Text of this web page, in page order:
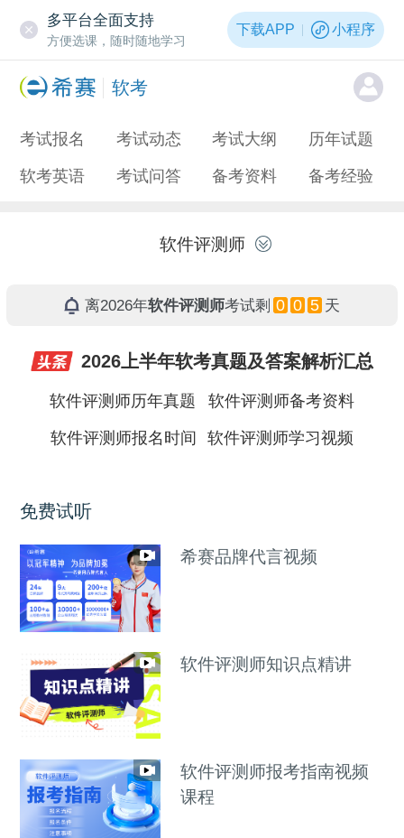
多平台全面支持
方便选课，随时随地学习
下载APP 小程序
软考
考试报名 考试动态 考试大纲 历年试题
软考英语 考试问答 备考资料 备考经验
软件评测师
离2026年软件评测师考试剩 0 0 5 天
2026上半年软考真题及答案解析汇总
软件评测师历年真题 软件评测师备考资料
软件评测师报名时间 软件评测师学习视频
免费试听
希赛品牌代言视频
软件评测师知识点精讲
软件评测师报考指南视频
课程